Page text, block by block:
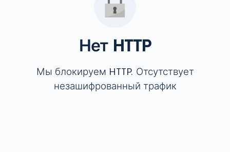
Нет HTTP
Мы блокируем HTTP. Отсутствует
незашифрованный трафик